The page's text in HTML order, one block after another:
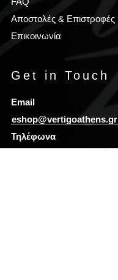
Αποστολές & Επιστροφές
Επικοινωνία
Get in Touch
Email
eshop@vertigoathens.gr
Τηλέφωνα